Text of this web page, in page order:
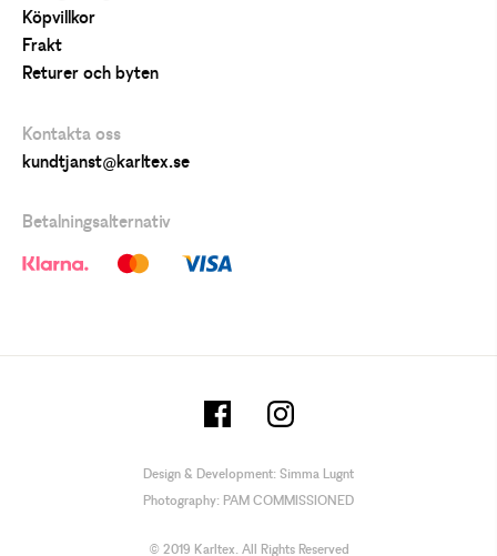
Köpvillkor
Frakt
Returer och byten
Kontakta oss
kundtjanst@karltex.se
Betalningsalternativ
Design & Development: Simma Lugnt
Photography: PAM COMMISSIONED
© 2019 Karltex. All Rights Reserved